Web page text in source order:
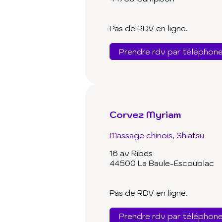
Pas de RDV en ligne.
Prendre rdv par
Corvez Myriam
Massage chinois Shiatsu
16 av Ribes
44500 La Baule-Escoublac
Pas de RDV en ligne.
Prendre rdv par